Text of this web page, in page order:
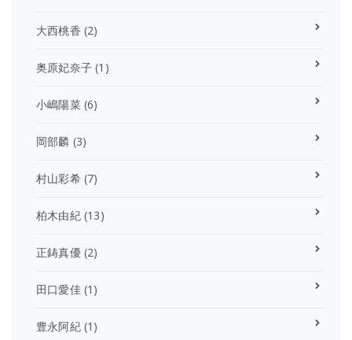
大西桃香 (2)
奥原妃奈子 (1)
小嶋陽菜(6)
岡部麟 (3)
村山彩希(7)
柏木由紀(13)
正鋳真優(2)
田口愛佳(1)
豊永阿紀(1)